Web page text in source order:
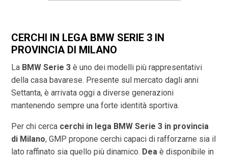
CERCHI IN LEGA BMW SERIE 3 IN
PROVINCIA DI MILANO
La BMW Serie 3 è uno dei modelli più rappresentativi
della casa bavarese. Presente sul mercato dagli anni
Settanta, è arrivata oggi a diverse generazioni
mantenendo sempre una forte identità sportiva.
Per chi cerca cerchi in lega BMW Serie 3 in provincia
di Milano, GMP propone cerchi capaci di rafforzarne sia il
lato raffinato sia quello più dinamico. Dea è disponibile in